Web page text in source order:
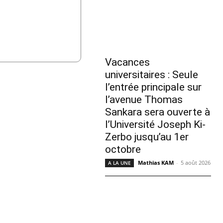
Vacances
universitaires : Seule
l’entrée principale sur
l’avenue Thomas
Sankara sera ouverte à
l’Université Joseph Ki-
Zerbo jusqu’au 1er
octobre
A LA UNE Mathias KAM - 5 août 2026